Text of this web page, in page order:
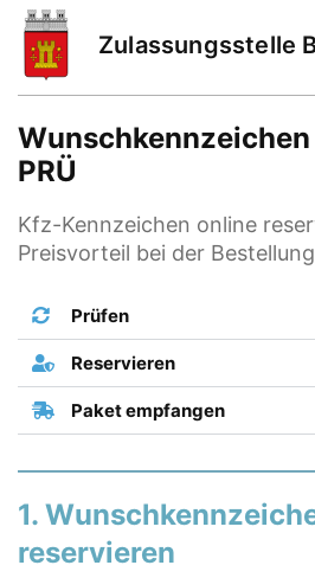
Zulassungsstelle
PRÜ
Kfz-Kennzeichen online
Preisvorteil bei der
Prüfen
Reservieren
Paket empfangen
1.
reservieren